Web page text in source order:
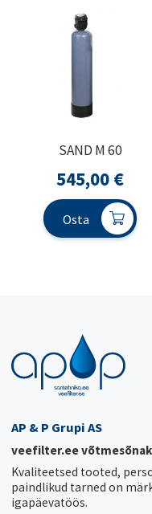
SAND M 60
545,00 €
Osta
AP & P Grupi AS
veefilter.ee
Kvaliteetsed tooted,
paindlikud tarned on
igapäevatöös.